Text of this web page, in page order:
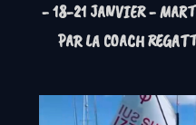
- 18-21 JANVIER -
PAR LA COACH